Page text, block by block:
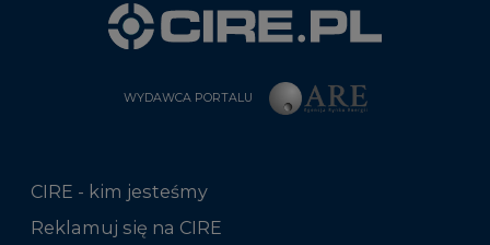
WYDAWCA PORTALU
CIRE - kim jesteśmy